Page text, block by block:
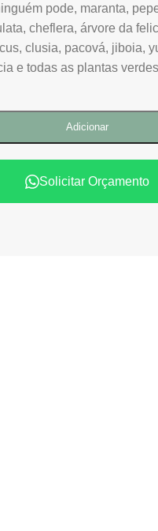
pode, maranta,
cheflera, árvore da
clusia, pacová, jiboia,
e todas as plantas
Adicionar
Solicitar Orçamento